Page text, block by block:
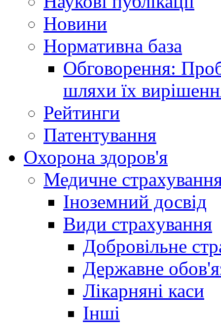
Новини
Нормативна база
Обговорення:
шляхи їх
Рейтинги
Патентування
Охорона здоров'я
Медичне
Іноземний досвід
Види страхування
Добровільне
Державне
Лікарняні каси
Інші